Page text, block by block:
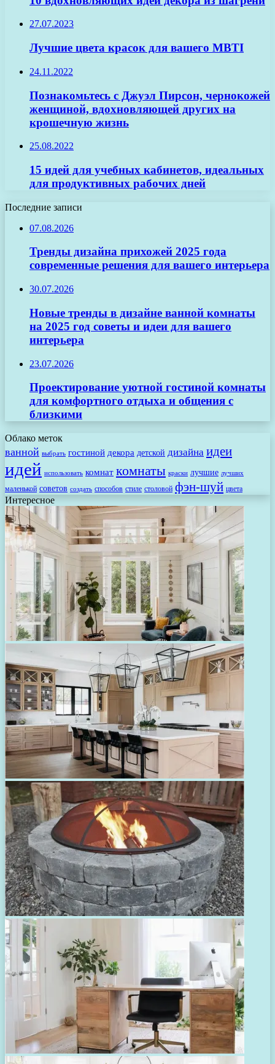
27.07.2023
Лучшие цвета красок для вашего MBTI
24.11.2022
Познакомьтесь с Джуэл Пирсон, чернокожей
женщиной, вдохновляющей других на
крошечную жизнь
25.08.2022
15 идей для учебных кабинетов, идеальных
для продуктивных рабочих дней
Последние записи
07.08.2026
Тренды дизайна прихожей 2025 года
современные решения для вашего интерьера
30.07.2026
Новые тренды в дизайне ванной комнаты
на 2025 год советы и идеи для вашего
интерьера
23.07.2026
Проектирование уютной гостиной комнаты
для комфортного отдыха и общения с
близкими
Облако меток
ванной выбрать гостиной декора детской дизайна идеи
идей использовать комнат комнаты краски лучшие лучших
маленькой советов создать способов стиле столовой фэн-шуй цвета
Интересное